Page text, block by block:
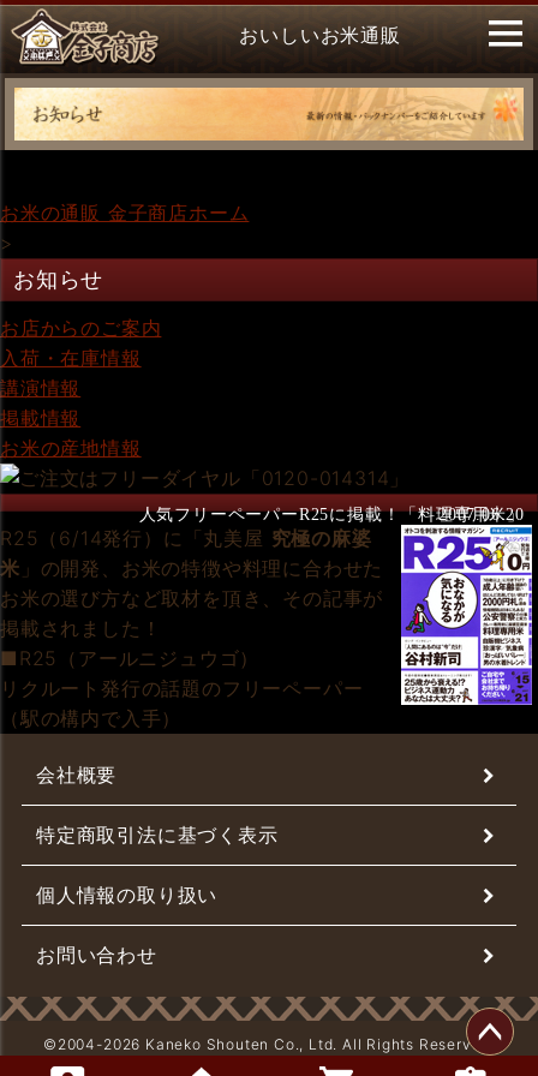
おいしいお米通販
お米の通販 金子商店ホーム
>
お知らせ
お店からのご案内
入荷・在庫情報
講演情報
掲載情報
お米の産地情報
人気フリーペーパーR25に掲載！「料理専用米」
2007.06.20
R25（6/14発行）に「丸美屋 究極の麻婆
米 」の開発、お米の特徴や料理に合わせた
お米の選び方など取材を頂き、その記事が
掲載されました！
■R25（アールニジュウゴ）
リクルート発行の話題のフリーペーパー
（駅の構内で入手）
会社概要
特定商取引法に基づく表示
個人情報の取り扱い
お問い合わせ
©2004-2026 Kaneko Shouten Co., Ltd. All Rights Reserved.